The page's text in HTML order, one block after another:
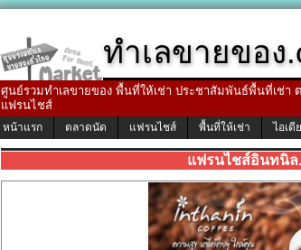
ทำเลขายของ
ศูนย์รวมทำเลขายของ พื้นที่ให้เช่า ประชาสัมพันธ์พื้นที่เช่า
แฟรนไชส์
หน้าแรก ตลาดนัด แฟรนไชส์ พื้นที่ให้เช่า ไอเดี
แฟรนไชส์อินทนิ